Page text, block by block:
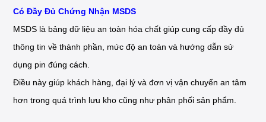
Có Đầy Đủ Chứng Nhận MSDS
MSDS là bảng dữ liệu an toàn hóa chất giúp cung cấp đầy đủ
thông tin về thành phần, mức độ an toàn và hướng dẫn sử
dụng pin đúng cách.
Điều này giúp khách hàng, đại lý và đơn vị vận chuyển an tâm
hơn trong quá trình lưu kho cũng như phân phối sản phẩm.